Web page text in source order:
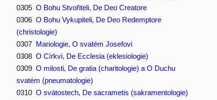
0305 O Bohu Stvořiteli, De Deo Creatore
0306 O Bohu Vykupiteli, De Deo Redemptore
(christologie)
0307 Mariologie, O svatém Josefovi
0308 O Církvi, De Ecclesia (eklesiologie)
0309 O milosti, De gratia (charitologie) a O Duchu
svatém (pneumatologie)
0310 O svátostech, De sacrametis (sakramentologie)